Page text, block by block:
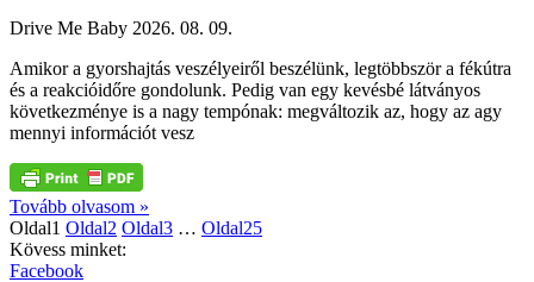
Drive Me Baby 2026. 08. 09.
Amikor a gyorshajtás veszélyeiről beszélünk, legtöbbször a fékútra
és a reakcióidőre gondolunk. Pedig van egy kevésbé látványos
következménye is a nagy tempónak: megváltozik az, hogy az agy
mennyi információt vesz
Tovább olvasom »
Oldal1 Oldal2 Oldal3 … Oldal25
Kövess minket:
Facebook